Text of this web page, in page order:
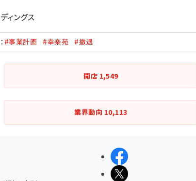
ィングス
： #事業計画 #幸楽苑 #撤退
開店 1,549
業界動向 10,113